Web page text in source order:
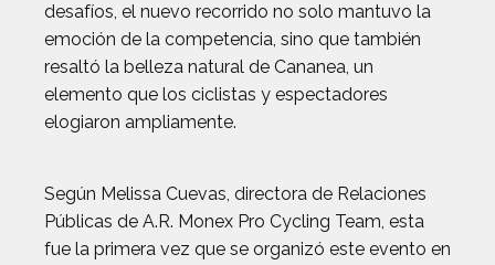
desafíos, el nuevo recorrido no solo mantuvo la
emoción de la competencia, sino que también
resaltó la belleza natural de Cananea, un
elemento que los ciclistas y espectadores
elogiaron ampliamente.
Según Melissa Cuevas, directora de Relaciones
Públicas de A.R. Monex Pro Cycling Team, esta
fue la primera vez que se organizó este evento en